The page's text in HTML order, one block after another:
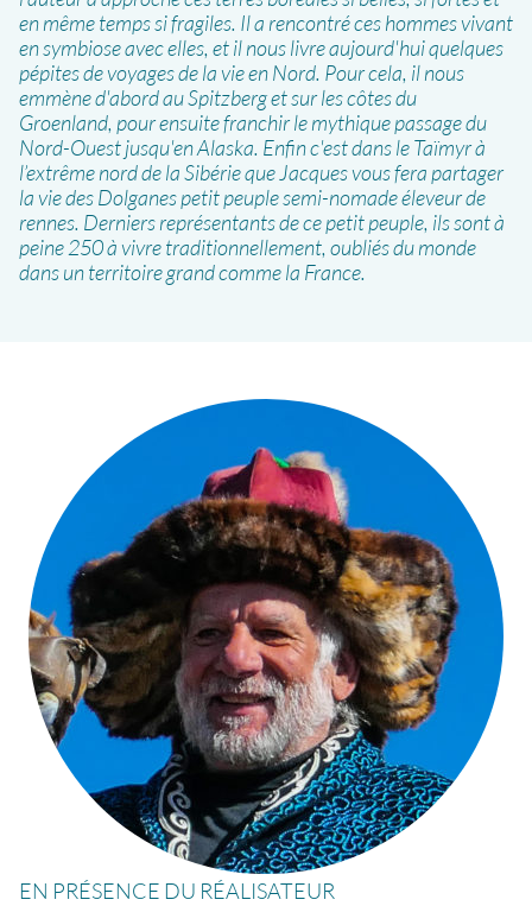
en même temps si fragiles. Il a rencontré ces hommes vivant
en symbiose avec elles, et il nous livre aujourd'hui quelques
pépites de voyages de la vie en Nord. Pour cela, il nous
emmène d'abord au Spitzberg et sur les côtes du
Groenland, pour ensuite franchir le mythique passage du
Nord-Ouest jusqu'en Alaska. Enfin c'est dans le Taïmyr à
l’extrême nord de la Sibérie que Jacques vous fera partager
la vie des Dolganes petit peuple semi-nomade éleveur de
rennes. Derniers représentants de ce petit peuple, ils sont à
peine 250 à vivre traditionnellement, oubliés du monde
dans un territoire grand comme la France.
EN PRÉSENCE DU RÉALISATEUR